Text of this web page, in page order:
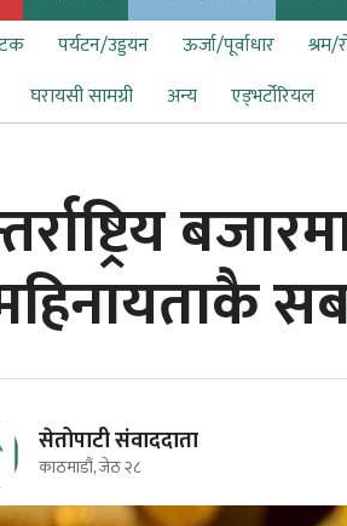
पर्यटन/उड्डयन ऊर्जा/पूर्वाधार श्रम/
घरायसी सामग्री अन्य एड्भर्टोरियल
सेतोपाटी संवाददाता
काठमाडौं, जेठ २८